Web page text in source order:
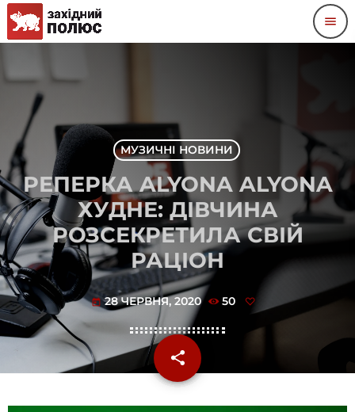
menu
МУЗИЧНІ НОВИНИ
РЕПЕРКА ALYONA ALYONA
ХУДНЕ: ДІВЧИНА
РОЗСЕКРЕТИЛА СВІЙ
РАЦІОН
today 28 ЧЕРВНЯ, 2020 50
share
email